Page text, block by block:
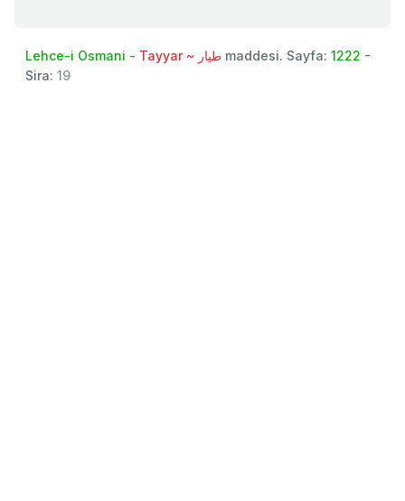
Lehce-i Osmani - Tayyar ~ طيار maddesi. Sayfa: 1222 -
Sira: 19